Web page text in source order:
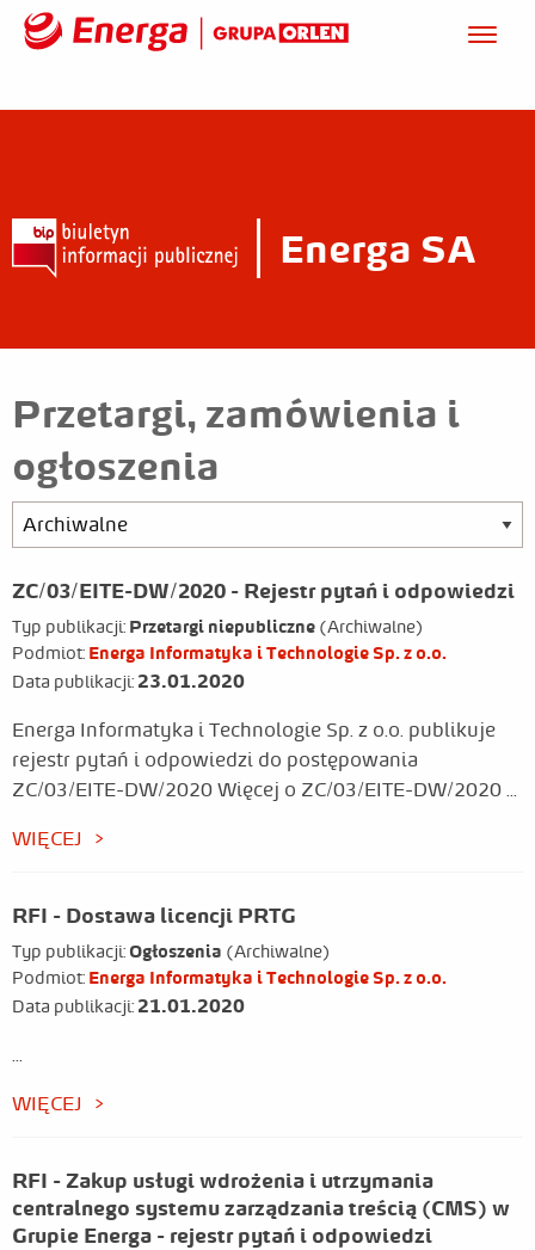
Energa SA
Przetargi, zamówienia i
ogłoszenia
ZC/03/EITE-DW/2020 - Rejestr pytań i odpowiedzi
Typ publikacji: Przetargi niepubliczne (Archiwalne)
Podmiot: Energa Informatyka i Technologie Sp. z o.o.
Data publikacji: 23.01.2020
Energa Informatyka i Technologie Sp. z o.o. publikuje
rejestr pytań i odpowiedzi do postępowania
ZC/03/EITE-DW/2020 Więcej o ZC/03/EITE-DW/2020 ...
WIĘCEJ
RFI - Dostawa licencji PRTG
Typ publikacji: Ogłoszenia (Archiwalne)
Podmiot: Energa Informatyka i Technologie Sp. z o.o.
Data publikacji: 21.01.2020
WIĘCEJ
RFI - Zakup usługi wdrożenia i utrzymania
centralnego systemu zarządzania treścią (CMS) w
Grupie Energa - rejestr pytań i odpowiedzi